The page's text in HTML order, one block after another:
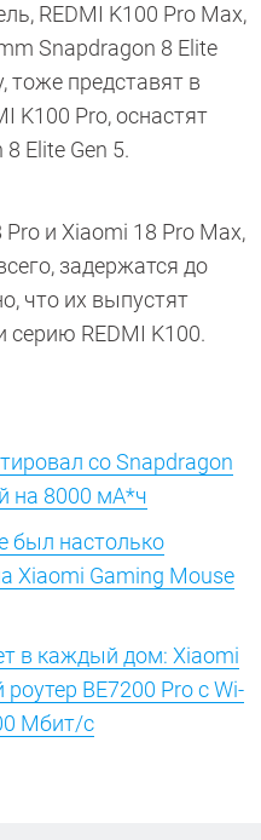
REDMI K100 Pro Max,
Snapdragon 8 Elite
тоже представят в
K100 Pro, оснастят
Elite Gen 5.
и Xiaomi 18 Pro Max,
задержатся до
что их выпустят
серию REDMI K100.
со Snapdragon
на 8000 мА*ч
был настолько
Xiaomi Gaming Mouse
в каждый дом: Xiaomi
BE7200 Pro с Wi-
Мбит/с